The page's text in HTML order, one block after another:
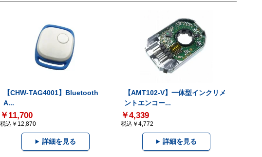
【CHW-TAG4001】Bluetooth
A...
￥11,700
税込￥12,870
詳細を見る
【AMT102-V】一体型インクリメ
ントエンコー...
￥4,339
税込￥4,772
詳細を見る